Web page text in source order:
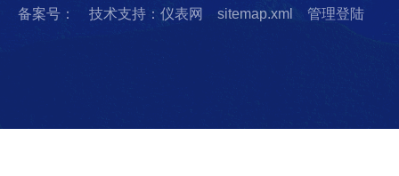
备案号： 技术支持：仪表网 sitemap.xml 管理登陆